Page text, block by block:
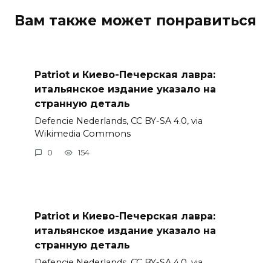
Вам также может понравиться
Patriot и Киево-Печерская лавра:
итальянское издание указало на
странную деталь
Defencie Nederlands, CC BY-SA 4.0, via
Wikimedia Commons
0 154
Patriot и Киево-Печерская лавра:
итальянское издание указало на
странную деталь